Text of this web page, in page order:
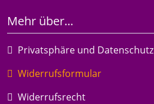
Mehr über...
Privatsphäre und Datenschutz
Widerrufsformular
Widerrufsrecht